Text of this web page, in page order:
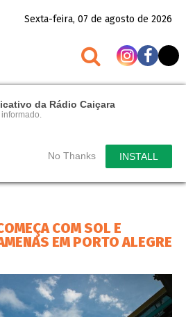
da Rádio Caiçara
No Thanks INSTALL
Sexta-feira, 07 de agosto de 2026
COM SOL E
EM PORTO ALEGRE